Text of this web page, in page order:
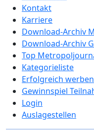
Kontakt
Karriere
Download-Archiv
Download-Archiv
Top
Kategorieliste
Erfolgreich werben
Gewinnspiel
Login
Auslagestellen